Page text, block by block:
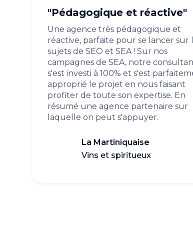
"Pédagogique et réactive"
Une agence très pédagogique et
réactive, parfaite pour se lancer sur
sujets de SEO et SEA ! Sur nos
campagnes de SEA, notre
s'est investi à 100% et s'est
approprié le projet en nous faisant
profiter de toute son expertise. En
résumé une agence partenaire sur
laquelle on peut s'appuyer.
La Martiniquaise
Vins et spiritueux